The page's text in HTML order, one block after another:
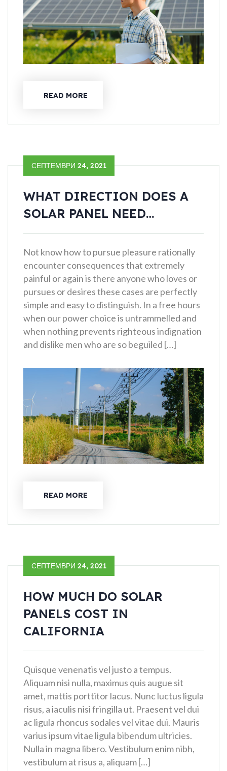
READ MORE
СЕПТЕМВРИ 24, 2021
WHAT DIRECTION DOES A
SOLAR PANEL NEED…
Not know how to pursue pleasure rationally
encounter consequences that extremely
painful or again is there anyone who loves or
pursues or desires these cases are perfectly
simple and easy to distinguish. In a free hours
when our power choice is untrammelled and
when nothing prevents righteous indignation
and dislike men who are so beguiled […]
READ MORE
СЕПТЕМВРИ 24, 2021
HOW MUCH DO SOLAR
PANELS COST IN
CALIFORNIA
Quisque venenatis vel justo a tempus.
Aliquam nisi nulla, maximus quis augue sit
amet, mattis porttitor lacus. Nunc luctus ligula
risus, a iaculis nisi fringilla ut. Praesent vel dui
ac ligula rhoncus sodales vel vitae dui. Mauris
varius ipsum vitae ligula bibendum ultricies.
Nulla in magna libero. Vestibulum enim nibh,
vestibulum at risus a, aliquam […]